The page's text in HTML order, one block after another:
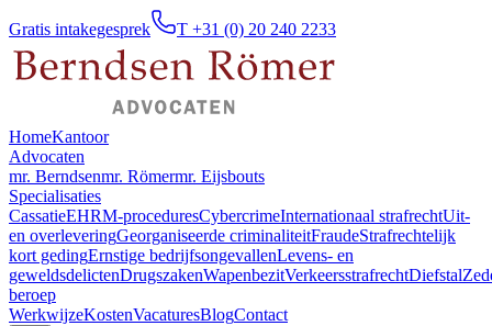
Gratis intakegesprek T +31 (0) 20 240 2233
HomeKantoor
Advocaten
mr. Berndsenmr. Römermr. Eijsbouts
Specialisaties
CassatieEHRM-proceduresCybercrimeInternationaal strafrechtUit-
en overleveringGeorganiseerde criminaliteitFraudeStrafrechtelijk
kort gedingErnstige bedrijfsongevallenLevens- en
geweldsdelictenDrugszakenWapenbezitVerkeersstrafrechtDiefstal
beroep
WerkwijzeKostenVacaturesBlogContact